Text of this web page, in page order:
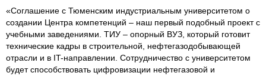
«Соглашение с Тюменским индустриальным университетом о
создании Центра компетенций – наш первый подобный проект с
учебными заведениями. ТИУ – опорный ВУЗ, который готовит
технические кадры в строительной, нефтегазодобывающей
отрасли и в IT-направлении. Сотрудничество с университетом
будет способствовать цифровизации нефтегазовой и